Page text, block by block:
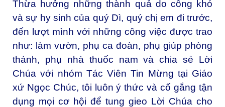
Thừa hưởng những thành quả do công khó
và sự hy sinh của quý Dì, quý chị em đi trước,
đến lượt mình với những công việc được trao
như: làm vườn, phụ ca đoàn, phụ giúp phòng
thánh, phụ nhà thuốc nam và chia sẻ Lời
Chúa với nhóm Tác Viên Tin Mừng tại Giáo
xứ Ngọc Chúc, tôi luôn ý thức và cố gắng tận
dụng mọi cơ hội để tung gieo Lời Chúa cho